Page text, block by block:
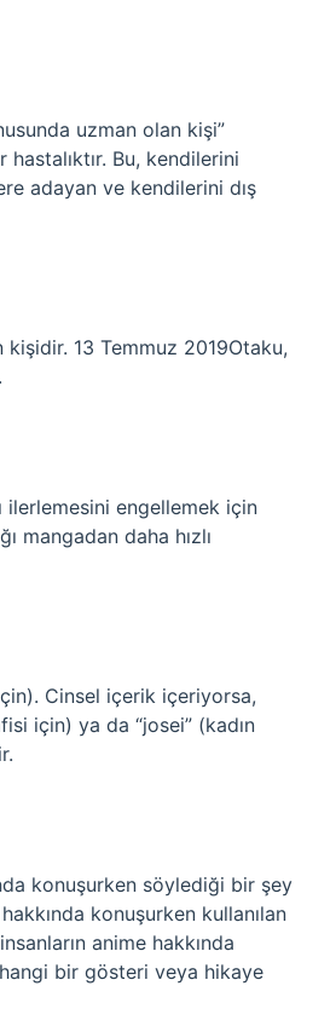
uzman olan kişi”
Bu, kendilerini
adayan ve kendilerini dış
kişidir. 13 Temmuz 2019Otaku,
ilerlemesini engellemek için
mangadan daha hızlı
Cinsel içerik içeriyorsa,
için) ya da “josei” (kadın
konuşurken söylediği bir şey
konuşurken kullanılan
anime hakkında
bir gösteri veya hikaye